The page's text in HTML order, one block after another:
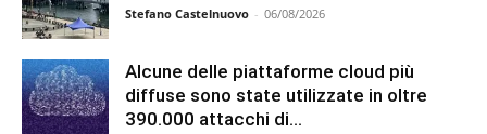
Stefano Castelnuovo - 06/08/2026
Alcune delle piattaforme cloud più
diffuse sono state utilizzate in oltre
390.000 attacchi di...